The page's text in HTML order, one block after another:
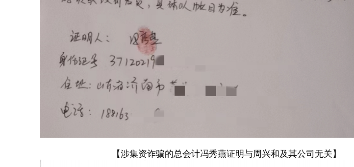
【涉集资诈骗的总会计冯秀燕证明与周兴和及其公司无关】